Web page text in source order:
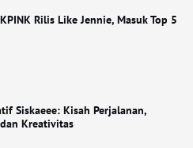
Rilis Like Jennie, Masuk Top 5
Siskaeee: Kisah Perjalanan,
Kreativitas